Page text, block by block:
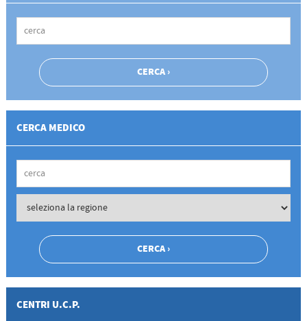
CERCA MEDICO
CENTRI U.C.P.